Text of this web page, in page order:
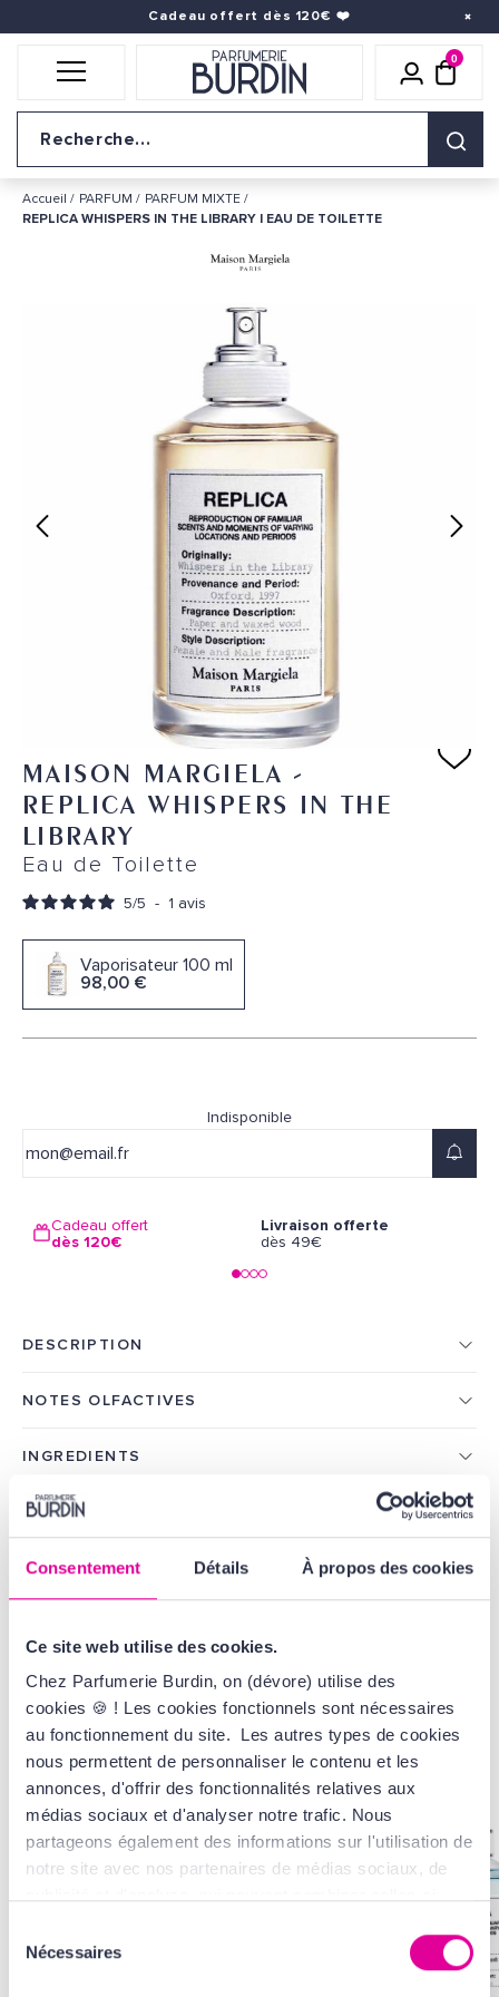
Consentement Détails À propos des cookies
Ce site web utilise des cookies.
Chez Parfumerie Burdin, on (dévore) utilise des
cookies 🍪 ! Les cookies fonctionnels sont nécessaires
au fonctionnement du site. Les autres types de cookies
nous permettent de personnaliser le contenu et les
annonces, d'offrir des fonctionnalités relatives aux
médias sociaux et d'analyser notre trafic. Nous
partageons également des informations sur l'utilisation de
notre site avec nos partenaires de médias sociaux, de
ou qu'ils ont collectées lors de votre utilisation de leurs
services. Tout ça, pour vous offrir une expérience au top
Nécessaires
Accueil PARFUM
PARFUM MIXTE
REPLICA WHISPERS IN THE LIBRARY | EAU DE TOILETTE
MAISON MARGIELA -
REPLICA WHISPERS IN THE
LIBRARY
Eau de Toilette
5/5 - 1 avis
Vaporisateur 100 ml
98,00 €
Indisponible
Cadeau offert
dès 120€
Livraison offerte
dès 49€
DESCRIPTION
NOTES OLFACTIVES
INGREDIENTS
VOIR LA GAMME
AVIS
VOUS AIMEREZAUSSI...
Cadeau offert dès 120€ ❤️
Icône
0